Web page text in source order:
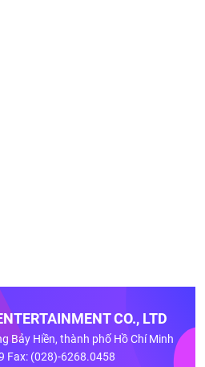
CO., LTD
Bảy Hiền, thành phố Hồ Chí Minh
Fax: (028)-6268.0458